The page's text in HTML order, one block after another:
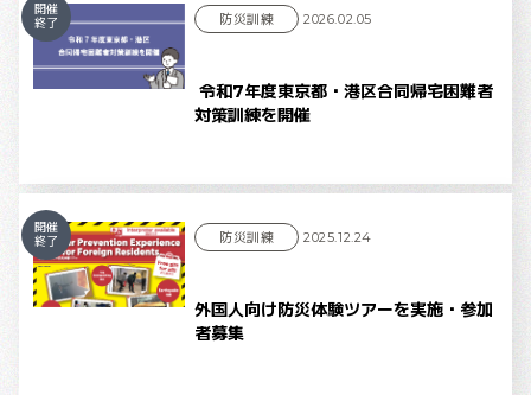
開催
終了
令和7年度東京都・港区合同帰宅困難者
対策訓練を開催
防災訓練 2026.02.05
開催
終了
外国人向け防災体験ツアーを実施・参加
者募集
防災訓練 2025.12.24